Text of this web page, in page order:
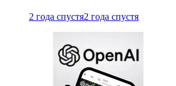
2 года спустя2 года спустя